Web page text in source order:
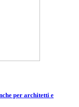
per architetti e